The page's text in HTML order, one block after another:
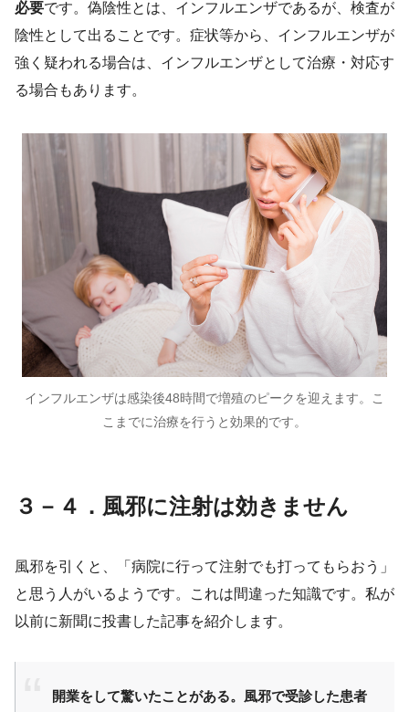
必要です。偽陰性とは、インフルエンザであるが、検査が
陰性として出ることです。症状等から、インフルエンザが
強く疑われる場合は、インフルエンザとして治療・対応す
る場合もあります。
インフルエンザは感染後48時間で増殖のピークを迎えます。こ
こまでに治療を行うと効果的です。
３－４．風邪に注射は効きません
風邪を引くと、「病院に行って注射でも打ってもらおう」
と思う人がいるようです。これは間違った知識です。私が
以前に新聞に投書した記事を紹介します。
開業をして驚いたことがある。風邪で受診した患者